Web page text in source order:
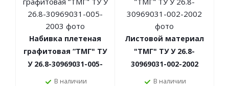
Набивка плетеная
графитовая “ТМГ" ТУ
У 26.8-30969031-005-
2003
В наличии
Листовой материал
"ТМГ" ТУ У 26.8-
30969031-002-2002
В наличии